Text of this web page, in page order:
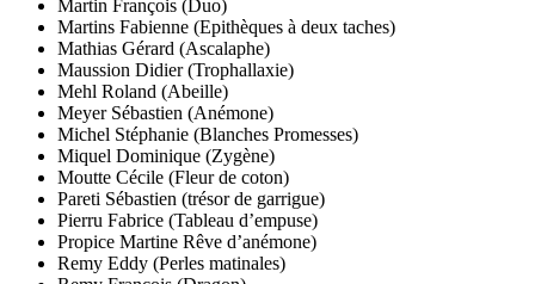
Martin François (Duo)
Martins Fabienne (Epithèques à deux taches)
Mathias Gérard (Ascalaphe)
Maussion Didier (Trophallaxie)
Mehl Roland (Abeille)
Meyer Sébastien (Anémone)
Michel Stéphanie (Blanches Promesses)
Miquel Dominique (Zygène)
Moutte Cécile (Fleur de coton)
Pareti Sébastien (trésor de garrigue)
Pierru Fabrice (Tableau d’empuse)
Propice Martine Rêve d’anémone)
Remy Eddy (Perles matinales)